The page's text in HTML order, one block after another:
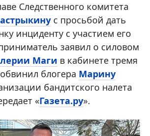
Следственного комитета
с просьбой дать
инциденту с участием его
заявил о силовом
Маги в кабинете тремя
блогера Марину
бандитского налета
«Газета.ру».